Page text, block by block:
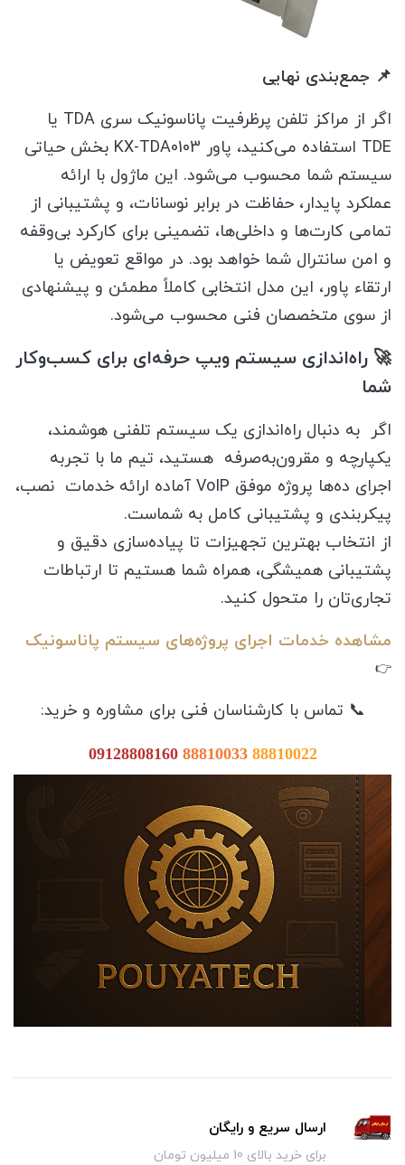
📌 جمع‌بندی نهایی
اگر از مراکز تلفن پرظرفیت پاناسونیک سری TDA یا
TDE استفاده می‌کنید، پاور KX-TDA0103 بخش حیاتی
سیستم شما محسوب می‌شود. این ماژول با ارائه
عملکرد پایدار، حفاظت در برابر نوسانات، و پشتیبانی از
تمامی کارت‌ها و داخلی‌ها، تضمینی برای کارکرد بی‌وقفه
و امن سانترال شما خواهد بود. در مواقع تعویض یا
ارتقاء پاور، این مدل انتخابی کاملاً مطمئن و پیشنهادی
از سوی متخصصان فنی محسوب می‌شود.
🚀 راه‌اندازی سیستم ویپ حرفه‌ای برای کسب‌وکار
شما
اگر به دنبال راه‌اندازی یک سیستم تلفنی هوشمند،
یکپارچه و مقرون‌به‌صرفه هستید، تیم ما با تجربه
اجرای ده‌ها پروژه موفق VoIP آماده ارائه خدمات نصب،
پیکربندی و پشتیبانی کامل به شماست.
از انتخاب بهترین تجهیزات تا پیاده‌سازی دقیق و
پشتیبانی همیشگی، همراه شما هستیم تا ارتباطات
تجاری‌تان را متحول کنید.
مشاهده خدمات اجرای پروژه‌های سیستم پاناسونیک
👉
📞 تماس با کارشناسان فنی برای مشاوره و خرید:
091288081608881003388810022
ارسال سریع و رایگان
برای خرید بالای 10 میلیون تومان